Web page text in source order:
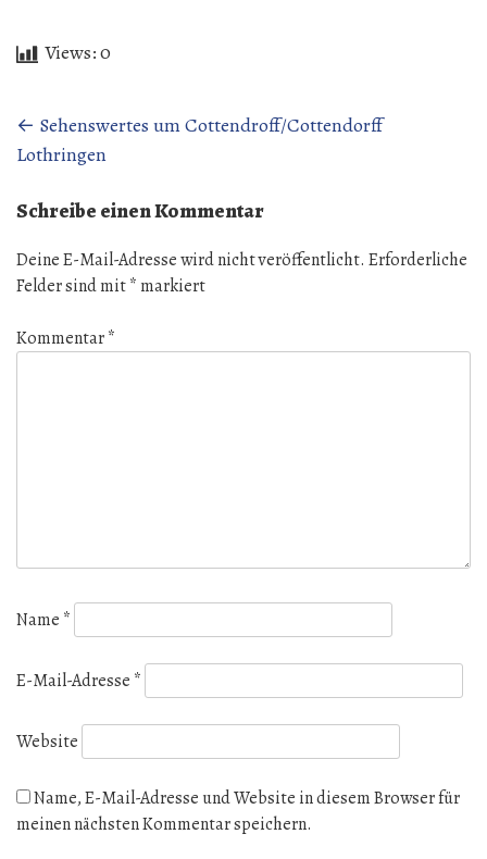
Views:0
Beitragsnavigation
← Sehenswertes um Cottendroff/Cottendorff
Lothringen
Schreibe einen Kommentar
Deine E-Mail-Adresse wird nicht veröffentlicht. Erforderliche
Felder sind mit* markiert
Kommentar*
Name *
E-Mail-Adresse *
Website
Name, E-Mail-Adresse und Website in diesem Browser für
meinen nächsten Kommentar speichern.